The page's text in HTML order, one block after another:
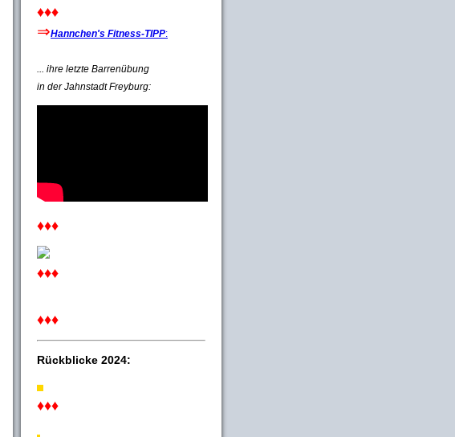
♦♦♦
⇒Hannchen's Fitness-TIPP:
... ihre letzte Barrenübung
in der Jahnstadt Freyburg:
♦♦♦
♦♦♦
♦♦♦
Rückblicke 2024:
♦♦♦